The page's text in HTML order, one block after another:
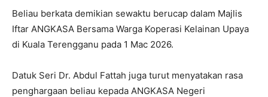
Beliau berkata demikian sewaktu berucap dalam Majlis
Iftar ANGKASA Bersama Warga Koperasi Kelainan Upaya
di Kuala Terengganu pada 1 Mac 2026.
Datuk Seri Dr. Abdul Fattah juga turut menyatakan rasa
penghargaan beliau kepada ANGKASA Negeri